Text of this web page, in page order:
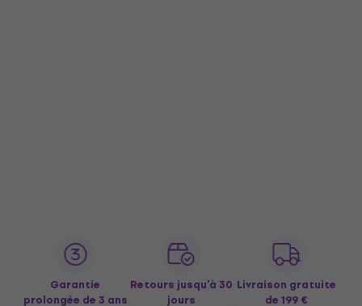
Garantie
prolongée de 3 ans
Retours jusqu’à 30
jours
Livraison gratuite
de 199 €